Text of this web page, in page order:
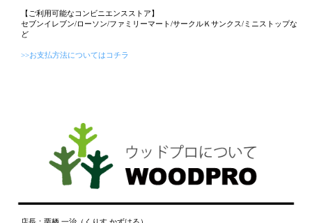
【ご利用可能なコンビニエンスストア】
セブンイレブン/ローソン/ファミリーマート/サークルＫサンクス/ミニストップな
ど
>>お支払方法についてはコチラ